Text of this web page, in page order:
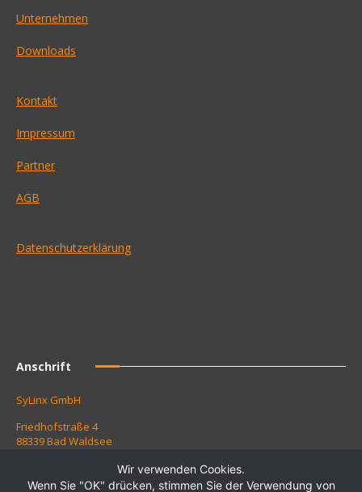
Unternehmen
Downloads
Kontakt
Impressum
Partner
AGB
Datenschutzerklärung
Anschrift
SyLinx GmbH
Friedhofstraße 4
88339 Bad Waldsee
Fax: +49 7524 9151 10Wir verwenden Cookies.
Wenn Sie "OK" drücken, stimmen Sie der Verwendung von